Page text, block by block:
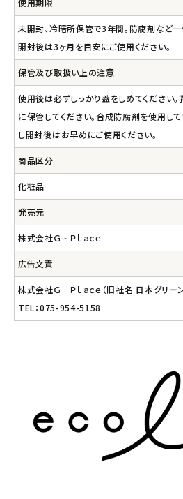
未開封、冷暗所保管で3年間。防腐剤など一
開封後は3ヶ月を目安にご使用ください。
保管及び取扱い上の注意
使用後は必ずしっかり蓋をしめてください
に保管してください。合成防腐剤を使用し
し開封後はお早めにご使用ください。
商品区分
化粧品
発売元
株式会社Ｇ‐Ｐｌａｃｅ
広告文責
株式会社Ｇ‐Ｐｌａｃｅ（旧社名 日本グリー
TEL：075-954-5158